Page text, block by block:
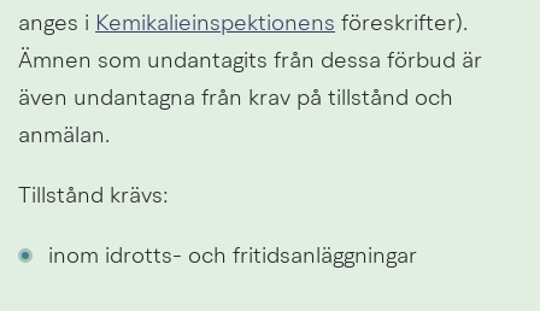
anges i Kemikalieinspektionens föreskrifter).
Ämnen som undantagits från dessa förbud är
även undantagna från krav på tillstånd och
anmälan.
Tillstånd krävs:
inom idrotts- och fritidsanläggningar